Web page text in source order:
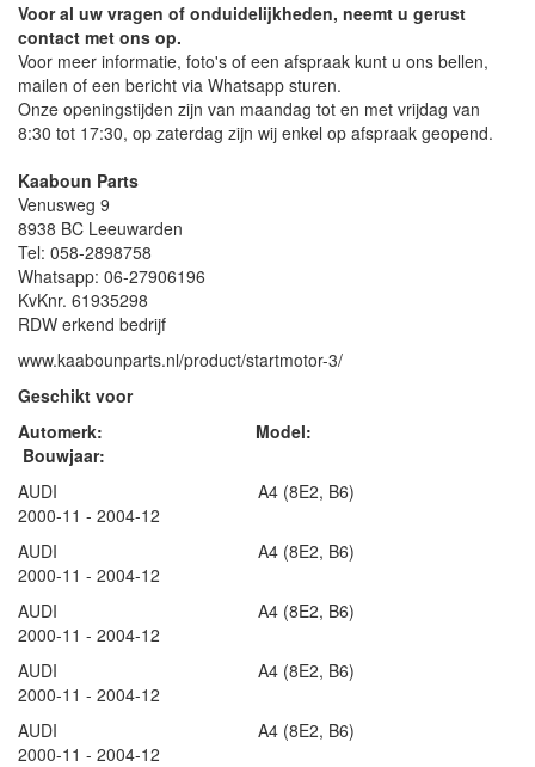
Voor al uw vragen of onduidelijkheden, neemt u gerust
contact met ons op.
Voor meer informatie, foto's of een afspraak kunt u ons bellen,
mailen of een bericht via Whatsapp sturen.
Onze openingstijden zijn van maandag tot en met vrijdag van
8:30 tot 17:30, op zaterdag zijn wij enkel op afspraak geopend.
Kaaboun Parts
Venusweg 9
8938 BC Leeuwarden
Tel: 058-2898758
Whatsapp: 06-27906196
KvKnr. 61935298
RDW erkend bedrijf
www.kaabounparts.nl/product/startmotor-3/
Geschikt voor
Automerk: Model:
Bouwjaar:
AUDI A4 (8E2, B6)
2000-11 - 2004-12
AUDI A4 (8E2, B6)
2000-11 - 2004-12
AUDI A4 (8E2, B6)
2000-11 - 2004-12
AUDI A4 (8E2, B6)
2000-11 - 2004-12
AUDI A4 (8E2, B6)
2000-11 - 2004-12